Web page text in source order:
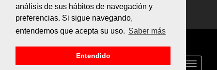
análisis de sus hábitos de navegación y
preferencias. Si sigue navegando,
entendemos que acepta su uso. Saber más
Entendido
Copyright © 2015Box Infografía 3d. All Rights Reserved
Toggle